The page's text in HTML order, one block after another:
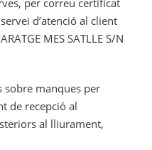
per correu certificat
d’atenció al client
MES SATLLE S/N
sobre manques per
de recepció al
al lliurament,